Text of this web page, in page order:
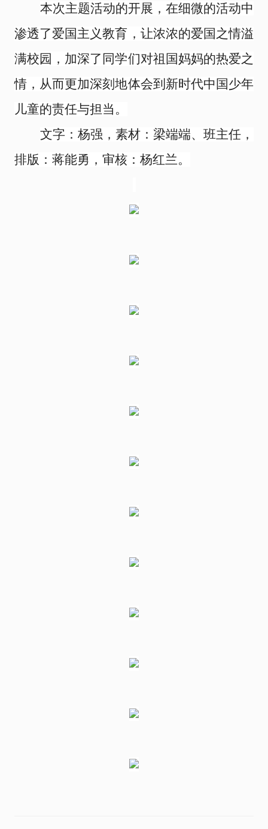
本次主题活动的开展，在细微的活动中
渗透了爱国主义教育，让浓浓的爱国之情溢
满校园，加深了同学们对祖国妈妈的热爱之
情，从而更加深刻地体会到新时代中国少年
儿童的责任与担当。
文字： 杨强， 素材：梁端端、班主任，
排版：蒋能勇，审核：杨红兰。